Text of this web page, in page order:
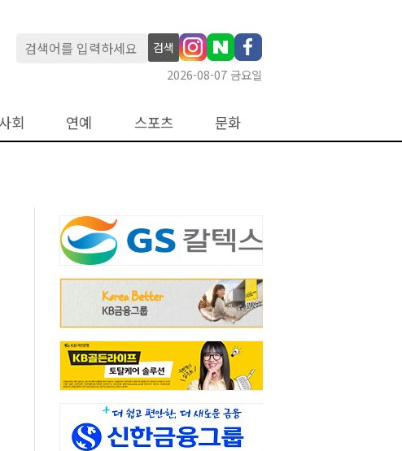
검색
2026-08-07 금요일
사회 연예 스포츠 문화